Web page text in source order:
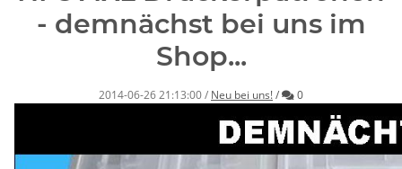
- demnächst bei uns im
Shop...
2014-06-26 21:13:00/ Neu bei uns!/ Kommentare
0